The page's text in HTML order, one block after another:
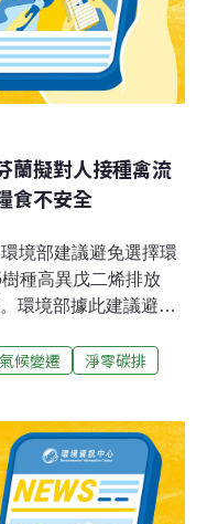
蘭擬對人接種禽流
食不安全
境部建議避免選擇環
種高異戊二烯排放
環境部據此建議避免
，樹有多重功能不宜
邀專家及林試所討
讀通過「台南市淨零
表示，這是台南啟動
子法內容，全力落實
氣候變遷
淨零碳排